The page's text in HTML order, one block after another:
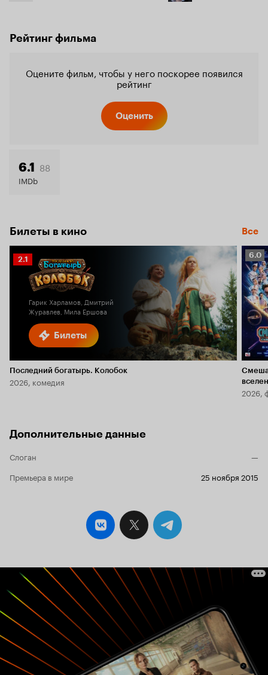
Рейтинг фильма
Оцените фильм, чтобы у него поскорее появился
рейтинг
Оценить
6.1 88
IMDb
Билеты в кино Все
Билеты
Рейтинг
Кинопоиска
2.1
Гарик Харламов, Дмитрий
Журавлев, Мила Ершова
Последний богатырь. Колобок
2026, комедия
6.0
6.0
2026,
Дополнительные данные
Слоган
—
Премьера в мире
25 ноября 2015